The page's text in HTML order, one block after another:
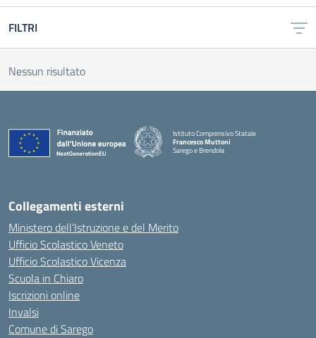
FILTRI
Nessun risultato
Istituto Comprensivo Statale
Francesco Muttoni
Sarego e Brendola
— Visita la pagina iniziale della scuola
Collegamenti esterni
Ministero dell’Istruzione e del Merito
Ufficio Scolastico Veneto
Ufficio Scolastico Vicenza
Scuola in Chiaro
Iscrizioni online
Invalsi
Comune di Sarego